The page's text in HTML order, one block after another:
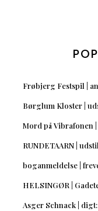
Frøbjerg Festspil |
Børglum Kloster |
Mord på Vibrafonen
RUNDETAARN |
boganmeldelse |
HELSINGØR |
Asger Schnack |